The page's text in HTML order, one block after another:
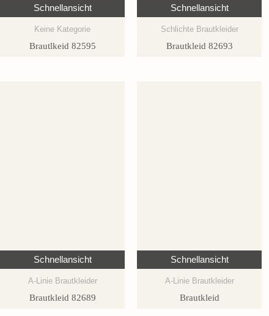
Schnellansicht
Keine Kategorie
Brautlkeid 82595
Schnellansicht
Schlichte Brautkleider
Brautkleid 82693
Schnellansicht
A-Linie Brautkleider
Brautkleid 82689
Schnellansicht
A-Linie Brautkleider
Brautkleid